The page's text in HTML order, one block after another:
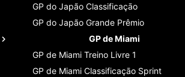
GP do Japão Classificaçāo
GP do Japão Grande Prêmio
GP de Miami
GP de Miami Treino Livre 1
GP de Miami Classificaçāo Sprint